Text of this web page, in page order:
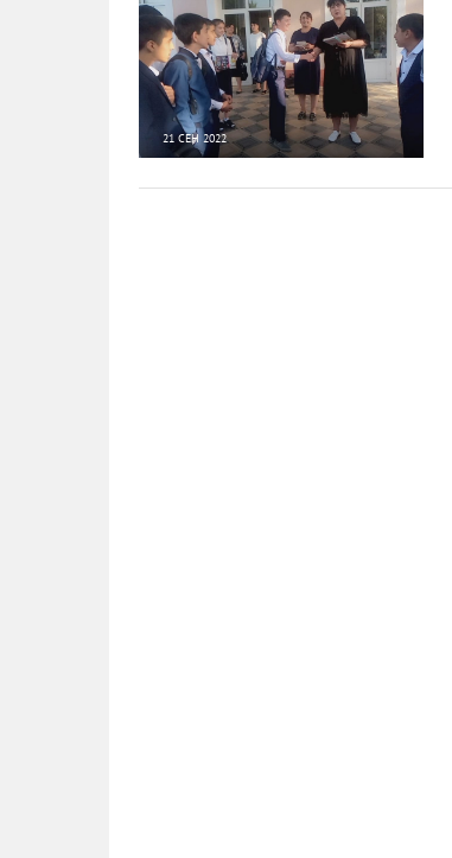
21 СЕН 2022